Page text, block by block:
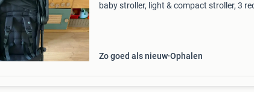
baby stroller, light & compact stroller, 3
Zo goed als nieuw Ophalen